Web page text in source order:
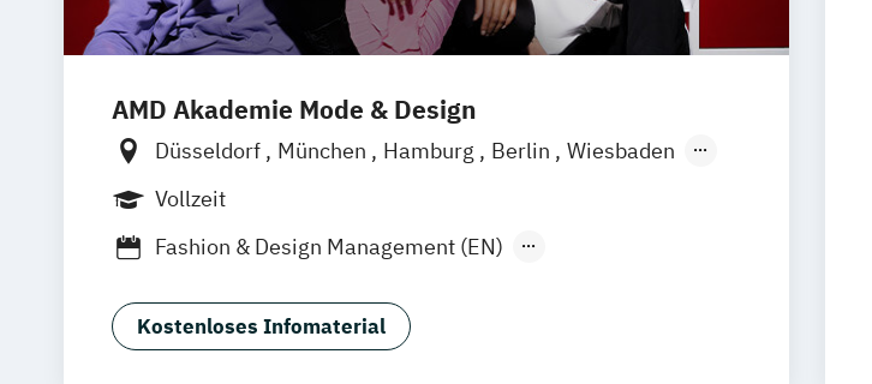
AMD Akademie Mode & Design
Düsseldorf München Hamburg Berlin
Wiesbaden
Online-Campus
Vollzeit
Fashion & Design Management (EN)
Luxury Management (EN)
Marken- & Kommunikationsdesign
Kostenloses Infomaterial